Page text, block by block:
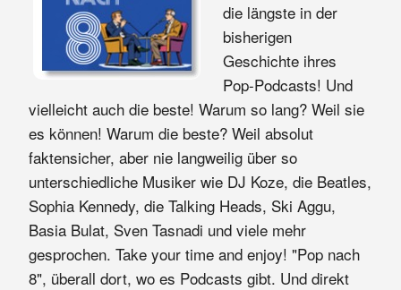
die längste in der
bisherigen
Geschichte ihres
Pop-Podcasts! Und
vielleicht auch die beste! Warum so lang? Weil sie
es können! Warum die beste? Weil absolut
faktensicher, aber nie langweilig über so
unterschiedliche Musiker wie DJ Koze, die Beatles,
Sophia Kennedy, die Talking Heads, Ski Aggu,
Basia Bulat, Sven Tasnadi und viele mehr
gesprochen. Take your time and enjoy! "Pop nach
8", überall dort, wo es Podcasts gibt. Und direkt